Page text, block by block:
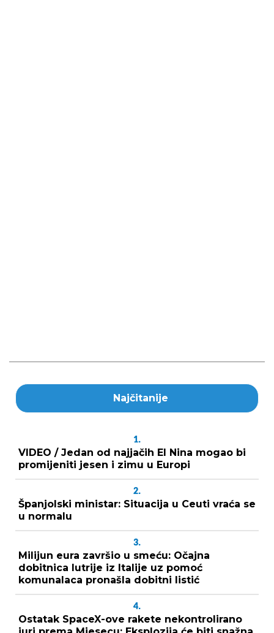
Najčitanije
1.
VIDEO / Jedan od najjačih El Nina mogao bi
promijeniti jesen i zimu u Europi
2.
Španjolski ministar: Situacija u Ceuti vraća se
u normalu
3.
Milijun eura završio u smeću: Očajna
dobitnica lutrije iz Italije uz pomoć
komunalaca pronašla dobitni listić
4.
Ostatak SpaceX-ove rakete nekontrolirano